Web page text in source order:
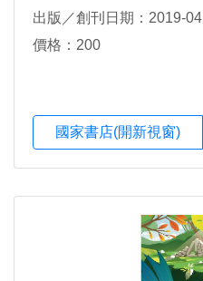
出版／創刊日期：2019-04
價格：200
國家書店(開新視窗)